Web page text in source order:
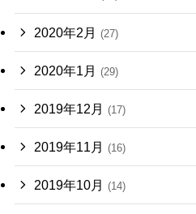
2020年2月 (27)
2020年1月 (29)
2019年12月 (17)
2019年11月 (16)
2019年10月 (14)